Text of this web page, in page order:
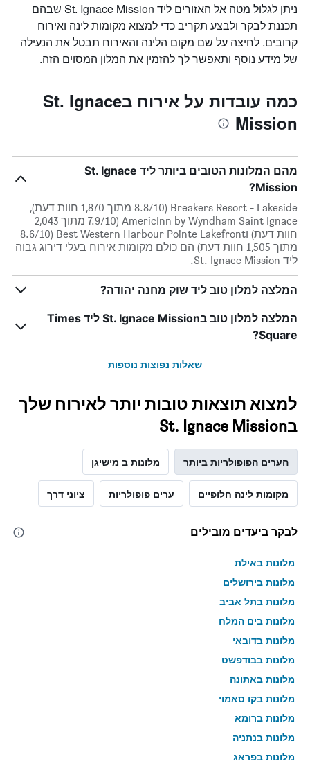
ניתן לגלול מטה אל האזורים ליד St. Ignace Mission שבהם
תכננת לבקר ולבצע תקריב כדי למצוא מקומות לינה ואירוח
קרובים. לחיצה על שם מקום הלינה והאירוח תבטל את הנעילה
של מידע נוסף ותאפשר לך להזמין את המלון המסוים הזה.
כמה עובדות על אירוח בSt. Ignace
Mission
מהם המלונות הטובים ביותר ליד St. Ignace
Mission?
Breakers Resort - Lakeside (8.8/10 מתוך 1,870 חוות דעת),
AmericInn by Wyndham Saint Ignace (7.9/10 מתוך 2,043
חוות דעת) וBest Western Harbour Pointe Lakefront (8.6/10
מתוך 1,505 חוות דעת) הם כולם מקומות אירוח בעלי דירוג גבוה
ליד St. Ignace Mission.
המלצה למלון טוב ליד שוק מחנה יהודה?
המלצה למלון טוב בSt. Ignace Mission ליד Times
Square?
שאלות נפוצות נוספות
למצוא תוצאות טובות יותר לאירוח שלך
בSt. Ignace Mission
הערים הפופולריות ביותר מלונות ב מישיגן
מקומות לינה חלופיים ערים פופולריות ציוני דרך
לבקר ביעדים מובילים
מלונות באילת
מלונות בירושלים
מלונות בתל אביב
מלונות בים המלח
מלונות בדובאי
מלונות בבודפשט
מלונות באתונה
מלונות בקו סאמוי
מלונות ברומא
מלונות בנתניה
מלונות בפראג